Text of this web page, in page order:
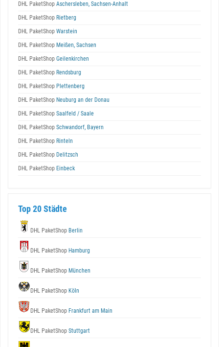
DHL PaketShop Aschersleben, Sachsen-Anhalt
DHL PaketShop Rietberg
DHL PaketShop Warstein
DHL PaketShop Meißen, Sachsen
DHL PaketShop Geilenkirchen
DHL PaketShop Rendsburg
DHL PaketShop Plettenberg
DHL PaketShop Neuburg an der Donau
DHL PaketShop Saalfeld / Saale
DHL PaketShop Schwandorf, Bayern
DHL PaketShop Rinteln
DHL PaketShop Delitzsch
DHL PaketShop Einbeck
Top 20 Städte
DHL PaketShop Berlin
DHL PaketShop Hamburg
DHL PaketShop München
DHL PaketShop Köln
DHL PaketShop Frankfurt am Main
DHL PaketShop Stuttgart